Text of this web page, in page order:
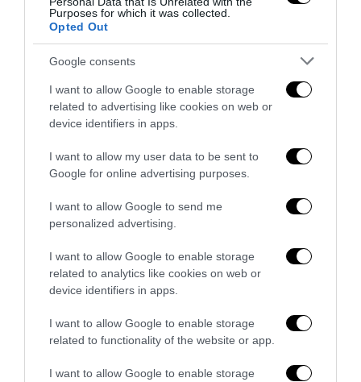
Purposes for which it was collected.
Opted Out
Google consents
I want to allow Google to enable storage
related to advertising like cookies on web or
device identifiers in apps.
I want to allow my user data to be sent to
Google for online advertising purposes.
I want to allow Google to send me
personalized advertising.
I want to allow Google to enable storage
related to analytics like cookies on web or
device identifiers in apps.
I want to allow Google to enable storage
related to functionality of the website or app.
I want to allow Google to enable storage
Spin Time, l’antifascismo commensale della Roma
«open to the future»
Tekne agli americani: il Golden Power è l’ultima trincea
7 Agosto 2026